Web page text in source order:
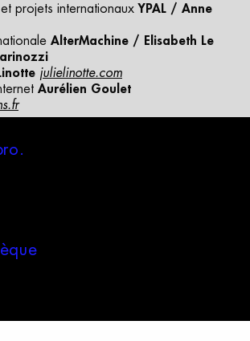
projets internationaux YPAL / Anne
AlterMachine / Elisabeth Le
julielinotte.com
Aurélien Goulet
ro.